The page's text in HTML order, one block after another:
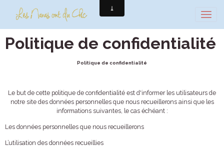
Politique de confidentialité
Politique de confidentialité
Le but de cette politique de confidentialité est d'informer les utilisateurs de
notre site des données personnelles que nous recueillerons ainsi que les
informations suivantes, le cas échéant :
Les données personnelles que nous recueillerons
L’utilisation des données recueillies